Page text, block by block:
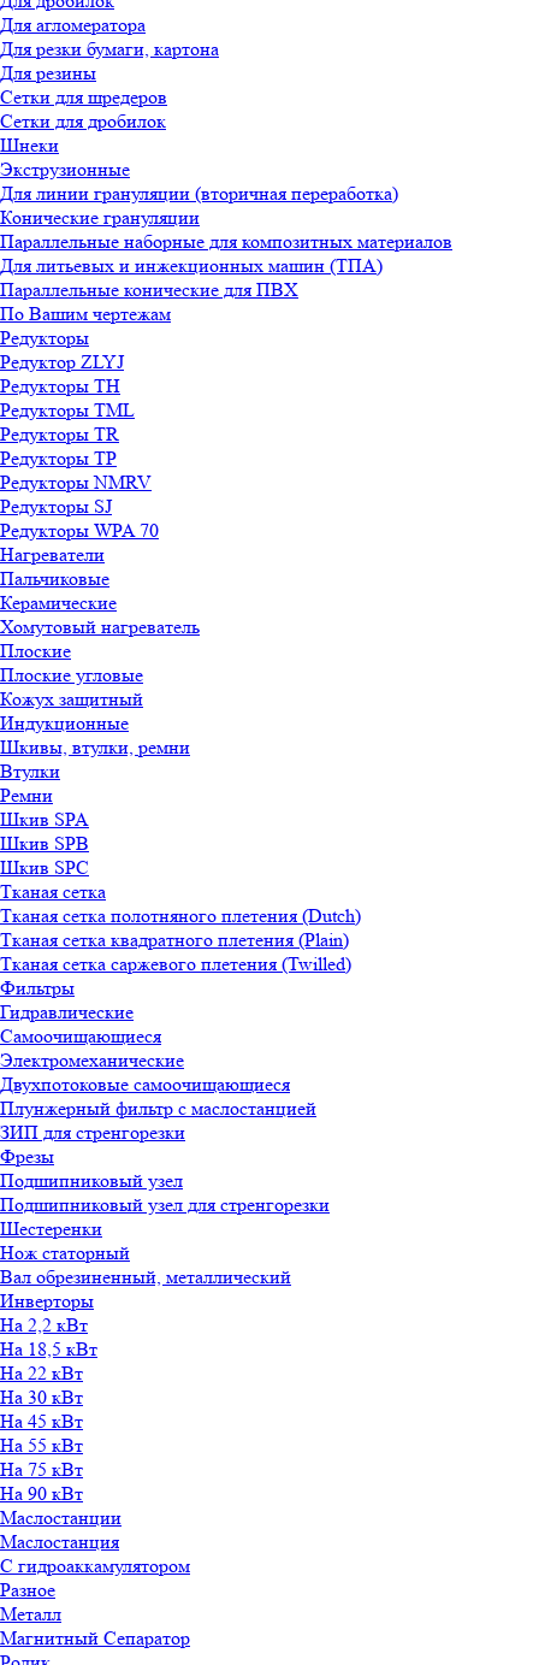
Для агломератора
Для резки бумаги, картона
Для резины
Сетки для шредеров
Сетки для дробилок
Шнеки
Экструзионные
Для линии грануляции (вторичная переработка)
Конические грануляции
Параллельные наборные для композитных материалов
Для литьевых и инжекционных машин (ТПА)
Параллельные конические для ПВХ
По Вашим чертежам
Редукторы
Редуктор ZLYJ
Редукторы TH
Редукторы TML
Редукторы TR
Редукторы TP
Редукторы NMRV
Редукторы SJ
Редукторы WPA 70
Нагреватели
Пальчиковые
Керамические
Хомутовый нагреватель
Плоские
Плоские угловые
Кожух защитный
Индукционные
Шкивы, втулки, ремни
Втулки
Ремни
Шкив SPA
Шкив SPB
Шкив SPC
Тканая сетка
Тканая сетка полотняного плетения (Dutch)
Тканая сетка квадратного плетения (Plain)
Тканая сетка саржевого плетения (Twilled)
Фильтры
Гидравлические
Самоочищающиеся
Электромеханические
Двухпотоковые самоочищающиеся
Плунжерный фильтр с маслостанцией
ЗИП для стренгорезки
Фрезы
Подшипниковый узел
Подшипниковый узел для стренгорезки
Шестеренки
Нож статорный
Вал обрезиненный, металлический
Инверторы
На 2,2 кВт
На 18,5 кВт
На 22 кВт
На 30 кВт
На 45 кВт
На 55 кВт
На 75 кВт
На 90 кВт
Маслостанции
Маслостанция
С гидроаккамулятором
Разное
Металл
Магнитный Сепаратор